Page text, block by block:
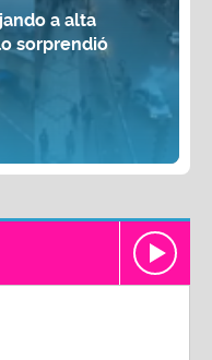
a alta
sorprendió